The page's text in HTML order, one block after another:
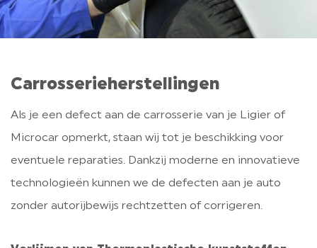
Carrosserieherstellingen
Als je een defect aan de carrosserie van je Ligier of
Microcar opmerkt, staan wij tot je beschikking voor
eventuele reparaties. Dankzij moderne en innovatieve
technologieën kunnen we de defecten aan je auto
zonder autorijbewijs rechtzetten of corrigeren.